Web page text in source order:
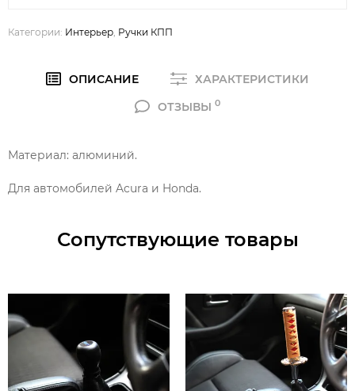
Категории: Интерьер Ручки КПП
ОПИСАНИЕ
ХАРАКТЕРИСТИКИ
ОТЗЫВЫ 0
Материал: алюминий.
Для автомобилей Acura и Honda.
Сопутствующие товары